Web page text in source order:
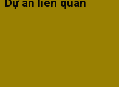
Dự án liên quan